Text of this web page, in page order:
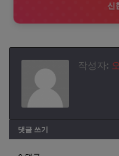
신
작성자:
댓글 쓰기